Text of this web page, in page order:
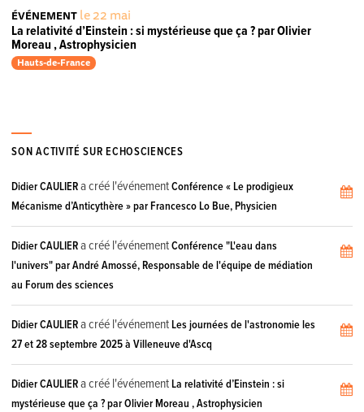
ÉVÉNEMENT le 22 mai
La relativité d’Einstein : si mystérieuse que ça ? par Olivier
Moreau , Astrophysicien
Hauts-de-France
SON ACTIVITÉ SUR ECHOSCIENCES
Didier CAULIERa créé l'événementConférence « Le prodigieux
Mécanisme d’Anticythère » par Francesco Lo Bue, Physicien
Didier CAULIERa créé l'événementConférence "L'eau dans
l'univers" par André Amossé, Responsable de l'équipe de médiation
au Forum des sciences
Didier CAULIERa créé l'événementLes journées de l'astronomie les
27 et 28 septembre 2025 à Villeneuve d'Ascq
Didier CAULIERa créé l'événementLa relativité d’Einstein : si
mystérieuse que ça ? par Olivier Moreau , Astrophysicien